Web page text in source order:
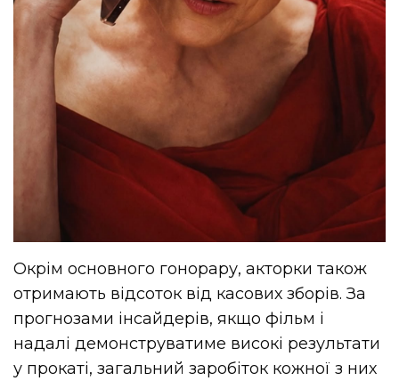
Окрім основного гонорару, акторки також
отримають відсоток від касових зборів. За
прогнозами інсайдерів, якщо фільм і
надалі демонструватиме високі результати
у прокаті, загальний заробіток кожної з них